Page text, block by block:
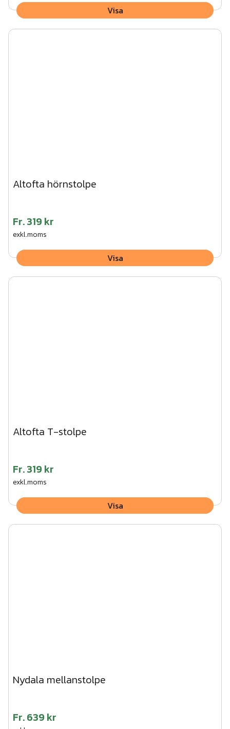
Visa
Altofta hörnstolpe
Fr.319 kr
exkl.moms
Visa
Altofta T-stolpe
Fr.319 kr
exkl.moms
Visa
Nydala mellanstolpe
Fr.639 kr